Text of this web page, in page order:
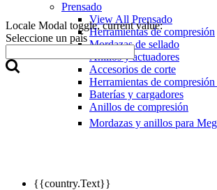
Locale Modal toggle, current value:
Seleccione un país
{{country.Text}}
Prensado
View All Prensado
Herramientas de compresión
Mordazas de sellado
Anillos y actuadores
Accesorios de corte
Herramientas de compresión
Baterías y cargadores
Anillos de compresión
Mordazas y anillos para